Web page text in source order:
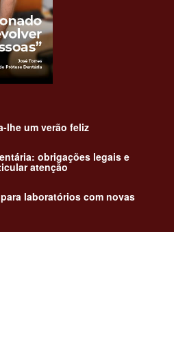
lhe um verão feliz
obrigações legais e
atenção
laboratórios com novas
como uma história construída